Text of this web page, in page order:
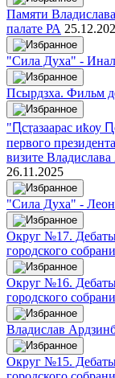
Памяти
палате РА
"Сила Духа" - Инал
Псырдзха. Фильм
"Ԥсҭазаарас иҟоу
первого
визите
26.11.2025
"Сила Духа" -
Округ №17. Дебаты
городского
Округ №16. Дебаты
городского
Владислав
Округ №15. Дебаты